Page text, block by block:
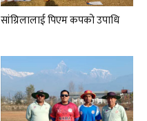
सांग्रिलालाई पिएम कपको उपाधि